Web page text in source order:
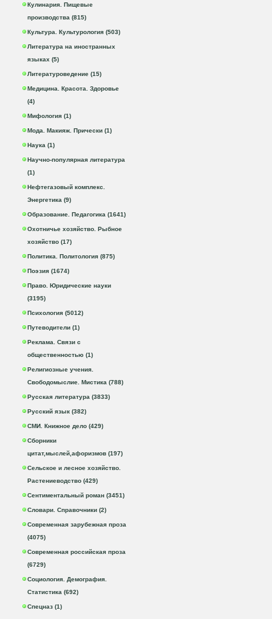
Кулинария. Пищевые
производства (815)
Культура. Культурология (503)
Литература на иностранных
языках (5)
Литературоведение (15)
Медицина. Красота. Здоровье
(4)
Мифология (1)
Мода. Макияж. Прически (1)
Наука (1)
Научно-популярная литература
(1)
Нефтегазовый комплекс.
Энергетика (9)
Образование. Педагогика (1641)
Охотничье хозяйство. Рыбное
хозяйство (17)
Политика. Политология (875)
Поэзия (1674)
Право. Юридические науки
(3195)
Психология (5012)
Путеводители (1)
Реклама. Связи с
общественностью (1)
Религиозные учения.
Свободомыслие. Мистика (788)
Русская литература (3833)
Русский язык (382)
СМИ. Книжное дело (429)
Сборники
цитат,мыслей,афоризмов (197)
Сельское и лесное хозяйство.
Растениеводство (429)
Сентиментальный роман (3451)
Словари. Справочники (2)
Современная зарубежная проза
(4075)
Современная российская проза
(6729)
Социология. Демография.
Статистика (692)
Спецназ (1)